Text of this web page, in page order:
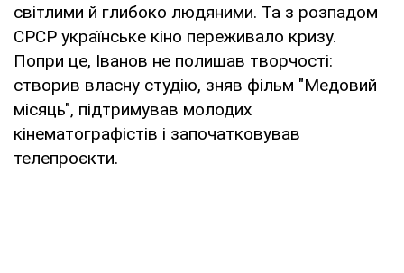
світлими й глибоко людяними. Та з розпадом
СРСР українське кіно переживало кризу.
Попри це, Іванов не полишав творчості:
створив власну студію, зняв фільм "Медовий
місяць", підтримував молодих
кінематографістів і започатковував
телепроєкти.